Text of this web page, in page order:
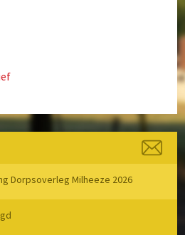
Verenigingen
en Welzijn
Dorpsoverleg Milheeze 2026